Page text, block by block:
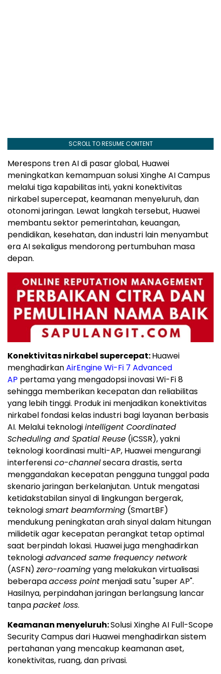
SCROLL TO RESUME CONTENT
Merespons tren AI di pasar global, Huawei
meningkatkan kemampuan solusi Xinghe AI Campus
melalui tiga kapabilitas inti, yakni konektivitas
nirkabel supercepat, keamanan menyeluruh, dan
otonomi jaringan. Lewat langkah tersebut, Huawei
membantu sektor pemerintahan, keuangan,
pendidikan, kesehatan, dan industri lain menyambut
era AI sekaligus mendorong pertumbuhan masa
depan.
Konektivitas nirkabel supercepat:Huawei
menghadirkanAirEngine Wi-Fi 7 Advanced
AP pertama yang mengadopsi inovasi Wi-Fi 8
sehingga memberikan kecepatan dan reliabilitas
yang lebih tinggi. Produk ini menjadikan konektivitas
nirkabel fondasi kelas industri bagi layanan berbasis
AI. Melalui teknologiintelligent Coordinated
Scheduling and Spatial Reuse (iCSSR), yakni
teknologi koordinasi multi-AP, Huawei mengurangi
interferensico-channelsecara drastis, serta
menggandakan kecepatan pengguna tunggal pada
skenario jaringan berkelanjutan. Untuk mengatasi
ketidakstabilan sinyal di lingkungan bergerak,
teknologismart beamforming (SmartBF)
mendukung peningkatan arah sinyal dalam hitungan
milidetik agar kecepatan perangkat tetap optimal
saat berpindah lokasi. Huawei juga menghadirkan
teknologiadvanced same frequency network
(ASFN) zero-roamingyang melakukan virtualisasi
beberapaaccess point menjadi satu "super AP".
Hasilnya, perpindahan jaringan berlangsung lancar
tanpapacket loss.
Keamanan menyeluruh:Solusi Xinghe AI Full-Scope
Security Campus dari Huawei menghadirkan sistem
pertahanan yang mencakup keamanan aset,
konektivitas, ruang, dan privasi.